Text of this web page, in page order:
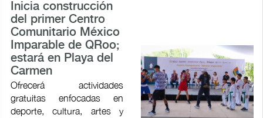
Inicia construcción
del primer Centro
Comunitario México
Imparable de QRoo;
estará en Playa del
Carmen
Ofrecerá actividades
gratuitas enfocadas en
deporte, cultura, artes y